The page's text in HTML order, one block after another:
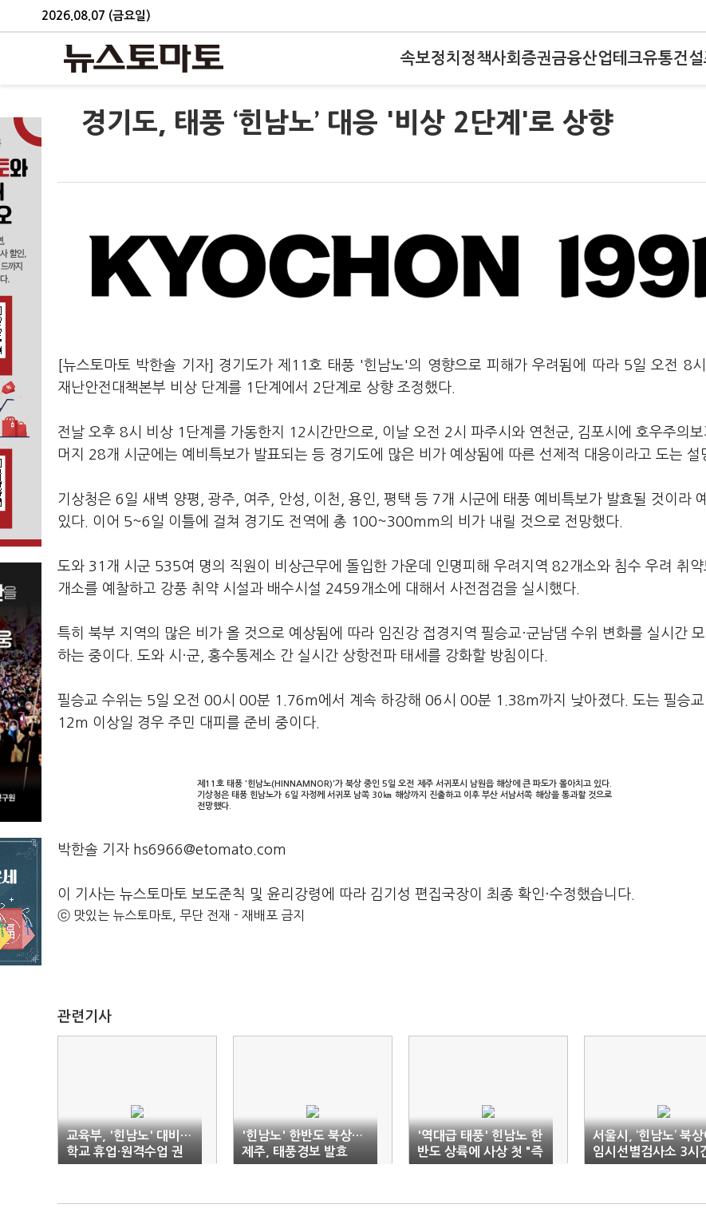
2026.08.07 (금요일)
속보정치 정책사회 증권금융산업테크유통건설
경기도, 태풍 ‘힌남노’ 대응 '비상 2단계'로 상향
[뉴스토마토 박한솔 기자] 경기도가 제11호 태풍 '힌남노'의 영향으로 피해가 우려됨에 따라 5일 오전 8
재난안전대책본부 비상 단계를 1단계에서 2단계로 상향 조정했다.
전날 오후 8시 비상 1단계를 가동한지 12시간만으로, 이날 오전 2시 파주시와 연천군, 김포시에 호우주의
머지 28개 시군에는 예비특보가 발표되는 등 경기도에 많은 비가 예상됨에 따른 선제적 대응이라고 도는 설
기상청은 6일 새벽 양평, 광주, 여주, 안성, 이천, 용인, 평택 등 7개 시군에 태풍 예비특보가 발효될 것이라
있다. 이어 5~6일 이틀에 걸쳐 경기도 전역에 총 100~300mm의 비가 내릴 것으로 전망했다.
도와 31개 시군 535여 명의 직원이 비상근무에 돌입한 가운데 인명피해 우려지역 82개소와 침수 우려 취약
개소를 예찰하고 강풍 취약 시설과 배수시설 2459개소에 대해서 사전점검을 실시했다.
특히 북부 지역의 많은 비가 올 것으로 예상됨에 따라 임진강 접경지역 필승교·군남댐 수위 변화를 실시간
하는 중이다. 도와 시·군, 홍수통제소 간 실시간 상항전파 태세를 강화할 방침이다.
필승교 수위는 5일 오전 00시 00분 1.76m에서 계속 하강해 06시 00분 1.38m까지 낮아졌다. 도는 필승
12m 이상일 경우 주민 대피를 준비 중이다.
제11호 태풍 '힌남노(HINNAMNOR)'가 북상 중인 5일 오전 제주 서귀포시 남원읍 해상에 큰 파도가 몰아치고 있다.
기상청은 태풍 힌남노가 6일 자정께 서귀포 남쪽 30㎞ 해상까지 진출하고 이후 부산 서남서쪽 해상을 통과할 것으로
전망했다.
박한솔 기자 hs6966@etomato.com
이 기사는 뉴스토마토 보도준칙 및 윤리강령에 따라 김기성 편집국장이 최종 확인·수정했습니다.
ⓒ 맛있는 뉴스토마토, 무단 전재 - 재배포 금지
관련기사
교육부, '힌남노' 대비…
학교 휴업·원격수업 권
고
'힌남노' 한반도 북상…
제주, 태풍경보 발효
'역대급 태풍' 힌남노 한
반도 상륙에 사상 첫 "즉
시 3단계 대응"
서울시, ‘힌남노’ 북
임시선별검사소 3시
단축 운영